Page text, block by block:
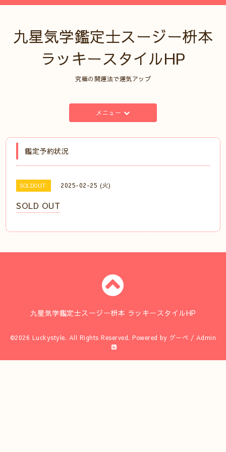
九星気学鑑定士スージー枡本
ラッキースタイルHP
究極の開運法で運気アップ
メニュー
鑑定予約状況
SOLDOUT 2025-02-25 (火)
SOLD OUT
九星気学鑑定士スージー枡本 ラッキースタイルHP
©2026 Luckystyle. All Rights Reserved. Powered by グーペ / Admin